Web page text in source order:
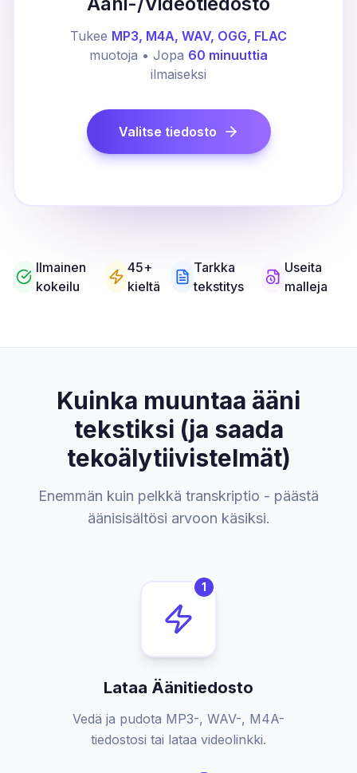
Tukee MP3, M4A, WAV, OGG, FLAC
muotoja • Jopa 60 minuuttia
ilmaiseksi
Valitse tiedosto
Ilmainen
kokeilu
45+
kieltä
Tarkka
tekstitys
Useita
malleja
Kuinka muuntaa ääni
tekstiksi (ja saada
tekoälytiivistelmät)
Enemmän kuin pelkkä transkriptio - päästä
äänisisältösi arvoon käsiksi.
1
Lataa Äänitiedosto
Vedä ja pudota MP3-, WAV-, M4A-
tiedostosi tai lataa videolinkki.